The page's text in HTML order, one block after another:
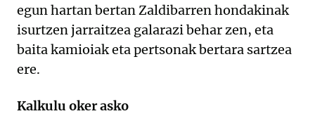
egun hartan bertan Zaldibarren hondakinak
isurtzen jarraitzea galarazi behar zen, eta
baita kamioiak eta pertsonak bertara sartzea
ere.
Kalkulu oker asko